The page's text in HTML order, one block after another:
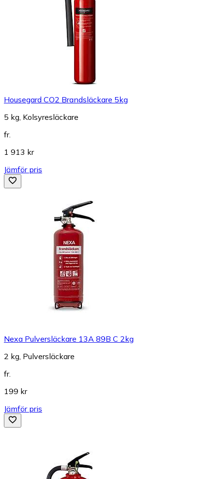
Housegard CO2 Brandsläckare 5kg
5 kg, Kolsyresläckare
fr.
1 913 kr
Jämför pris
Nexa Pulversläckare 13A 89B C 2kg
2 kg, Pulversläckare
fr.
199 kr
Jämför pris